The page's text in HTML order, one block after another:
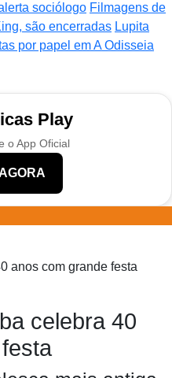
sociólogo Filmagens de
são encerradas Lupita
por papel em A Odisseia
Play
o App Oficial
celebra 40